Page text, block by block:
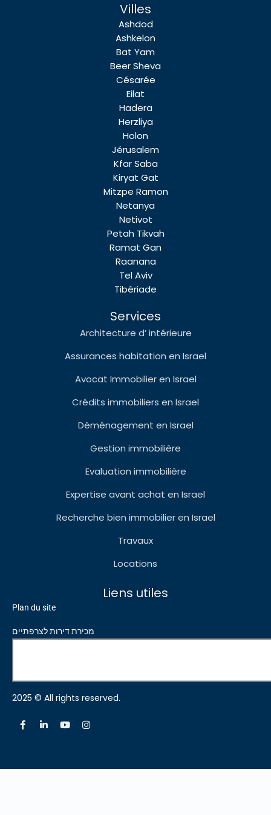
Villes
Ashdod
Ashkelon
Bat Yam
Beer Sheva
Césarée
Eilat
Hadera
Herzliya
Holon
Jérusalem
Kfar Saba
Kiryat Gat
Mitzpe Ramon
Netanya
Netivot
Petah Tikvah
Ramat Gan
Raanana
Tel Aviv
Tibériade
Services
Architecture d’ intérieure
Assurances habitation en Israel
Avocat Immobilier en Israel
Crédits immobiliers en Israel
Déménagement en Israel
Gestion immobilière
Evaluation immobilière
Expertise avant achat en Israel
Recherche bien immobilier en Israel
Travaux
Locations
Liens utiles
Plan du site
מכירת דירות לצרפתיים
2025 © All rights reserved.